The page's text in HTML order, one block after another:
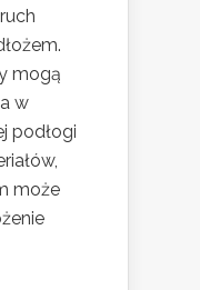
mogą
w
podłogi
może